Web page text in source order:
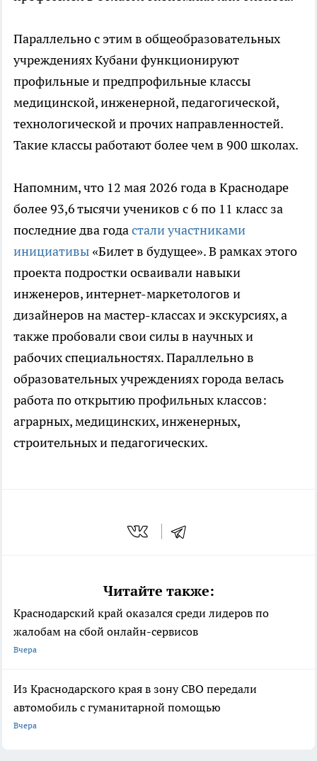
Параллельно с этим в общеобразовательных
учреждениях Кубани функционируют
профильные и предпрофильные классы
медицинской, инженерной, педагогической,
технологической и прочих направленностей.
Такие классы работают более чем в 900 школах.
Напомним, что 12 мая 2026 года в Краснодаре
более 93,6 тысячи учеников с 6 по 11 класс за
последние два годастали участниками
инициативы «Билет в будущее». В рамках этого
проекта подростки осваивали навыки
инженеров, интернет-маркетологов и
дизайнеров на мастер-классах и экскурсиях, а
также пробовали свои силы в научных и
рабочих специальностях. Параллельно в
образовательных учреждениях города велась
работа по открытию профильных классов:
аграрных, медицинских, инженерных,
строительных и педагогических.
Читайте также:
Краснодарский край оказался среди лидеров по
жалобам на сбой онлайн-сервисов
Вчера
Из Краснодарского края в зону СВО передали
автомобиль с гуманитарной помощью
Вчера